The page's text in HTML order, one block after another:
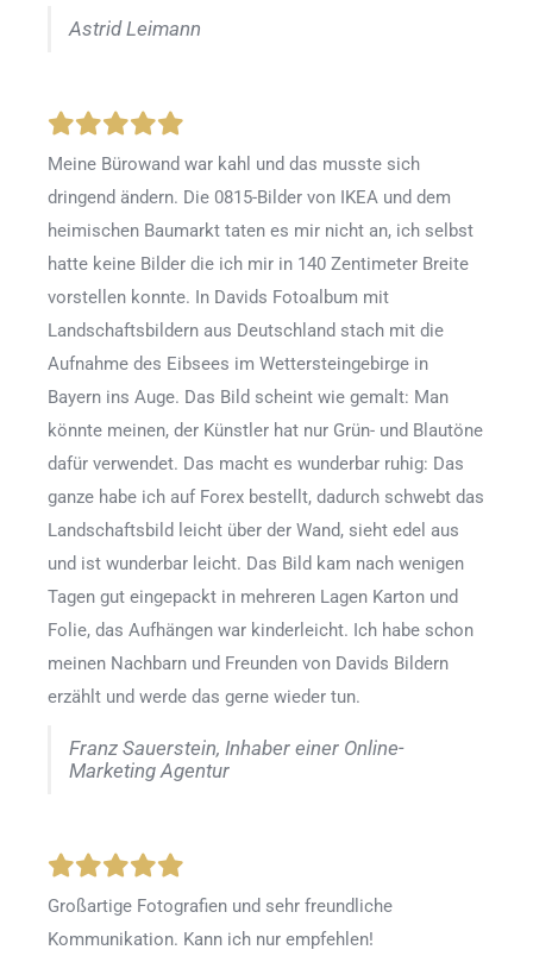
Astrid Leimann
Meine Bürowand war kahl und das musste sich
dringend ändern. Die 0815-Bilder von IKEA und dem
heimischen Baumarkt taten es mir nicht an, ich selbst
hatte keine Bilder die ich mir in 140 Zentimeter Breite
vorstellen konnte. In Davids Fotoalbum mit
Landschaftsbildern aus Deutschland stach mit die
Aufnahme des Eibsees im Wettersteingebirge in
Bayern ins Auge. Das Bild scheint wie gemalt: Man
könnte meinen, der Künstler hat nur Grün- und Blautöne
dafür verwendet. Das macht es wunderbar ruhig: Das
ganze habe ich auf Forex bestellt, dadurch schwebt das
Landschaftsbild leicht über der Wand, sieht edel aus
und ist wunderbar leicht. Das Bild kam nach wenigen
Tagen gut eingepackt in mehreren Lagen Karton und
Folie, das Aufhängen war kinderleicht. Ich habe schon
meinen Nachbarn und Freunden von Davids Bildern
erzählt und werde das gerne wieder tun.
Franz Sauerstein, Inhaber einer Online-
Marketing Agentur
Großartige Fotografien und sehr freundliche
Kommunikation. Kann ich nur empfehlen!